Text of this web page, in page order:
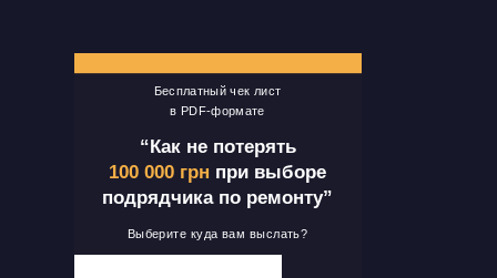
Бесплатный чек лист
в PDF-формате
“Как не потерять
100 000 грн при выборе
подрядчика по ремонту”
Выберите куда вам выслать?